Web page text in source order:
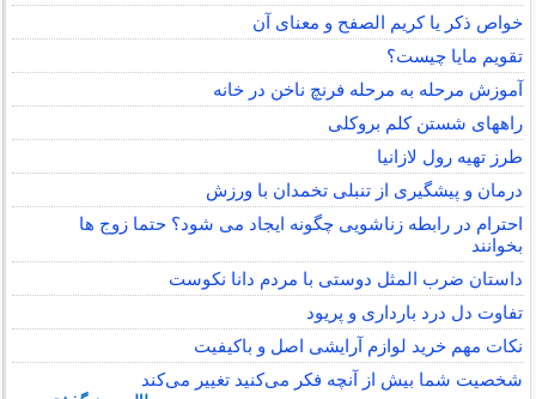
خواص ذکر یا کریم الصفح و معنای آن
تقویم مایا چیست؟
آموزش مرحله به مرحله فرنچ ناخن در خانه
راههای شستن کلم بروکلی
طرز تهیه رول لازانیا
درمان و پیشگیری از تنبلی تخمدان با ورزش
احترام در رابطه زناشویی چگونه ایجاد می شود؟ حتما زوج ها
بخوانند
داستان ضرب المثل دوستی با مردم دانا نكوست
تفاوت دل درد بارداری و پریود
نکات مهم خرید لوازم آرایشی اصل و باکیفیت
شخصیت شما بیش از آنچه فکر می‌کنید تغییر می‌کند